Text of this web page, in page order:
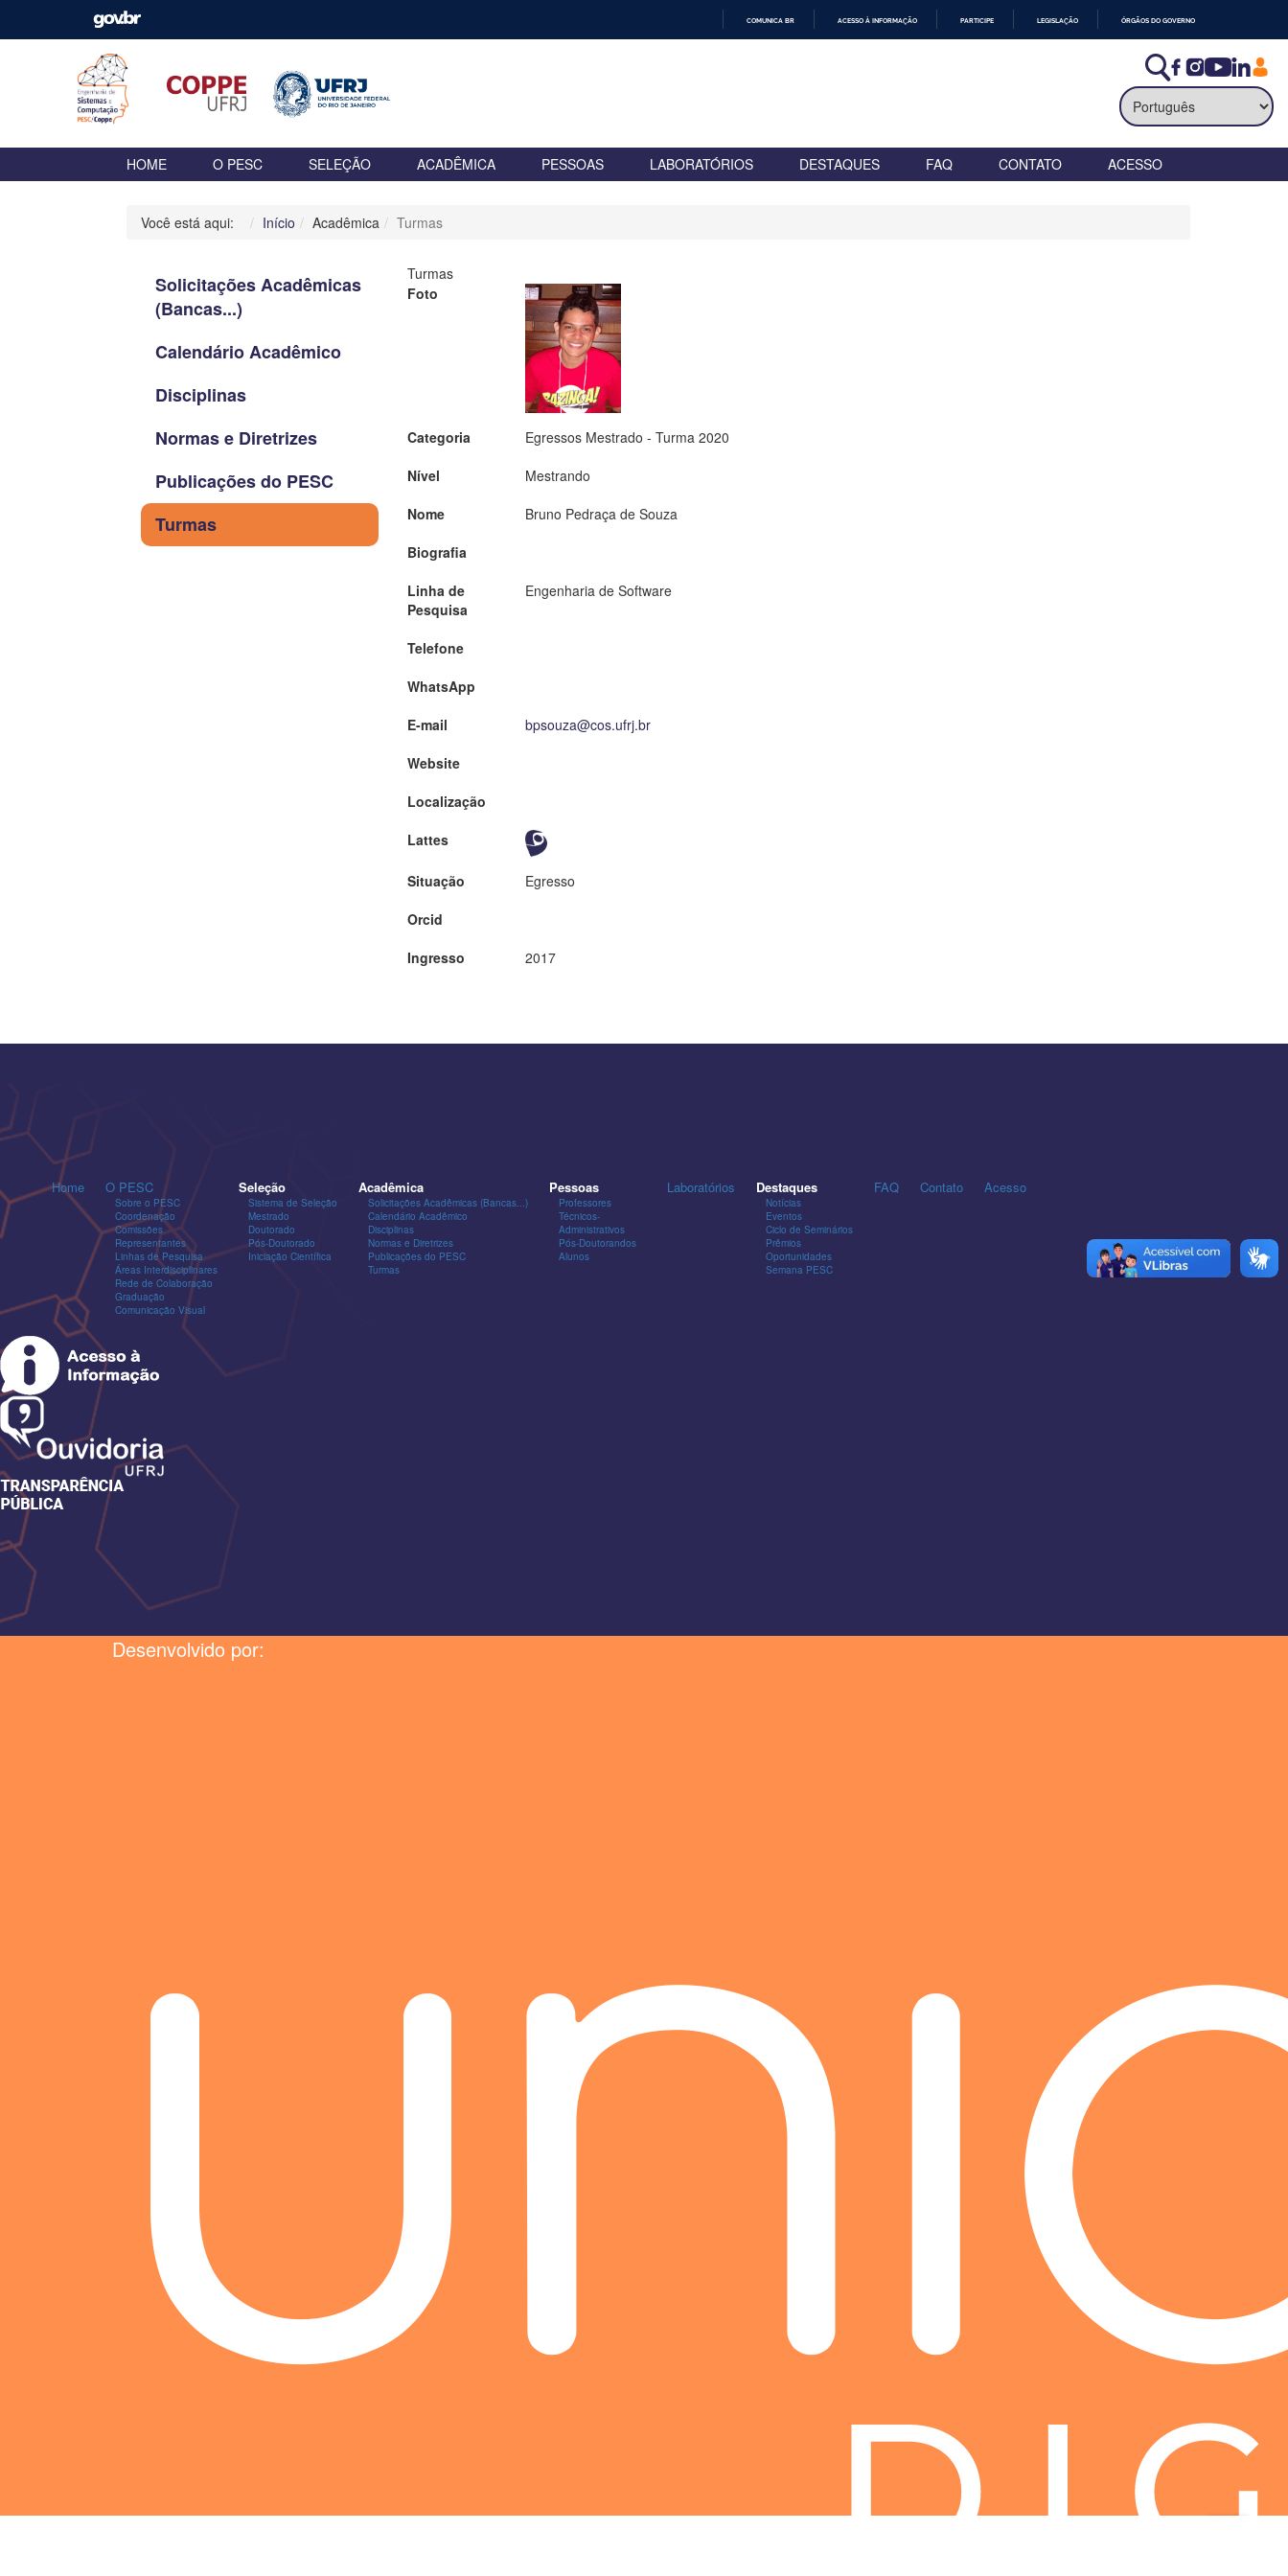
COMUNICA BR ACESSO À INFORMAÇÃO PARTICIPE LEGISLAÇÃO ÓRGÃOS DO GOVERNO
HOME O PESC SELEÇÃO ACADÊMICA PESSOAS LABORATÓRIOS DESTAQUES FAQ CONTATO ACESSO
Você está aqui: Início Acadêmica Turmas
Solicitações Acadêmicas
(Bancas...)
Calendário Acadêmico
Disciplinas
Normas e Diretrizes
Publicações do PESC
Turmas
Turmas
Foto
Categoria
Egressos Mestrado - Turma 2020
Nível
Mestrando
Nome
Bruno Pedraça de Souza
Biografia
Linha de
Pesquisa
Engenharia de Software
Telefone
WhatsApp
E-mail
bpsouza@cos.ufrj.br
Website
Localização
Lattes
Situação
Egresso
Orcid
Ingresso
2017
Home O PESC
Sobre o PESC
Coordenação
Comissões
Representantes
Linhas de Pesquisa
Áreas Interdisciplinares
Rede de Colaboração
Graduação
Comunicação Visual
Seleção
Sistema de Seleção
Mestrado
Doutorado
Pós-Doutorado
Iniciação Científica
Acadêmica
Solicitações Acadêmicas (Bancas...)
Calendário Acadêmico
Disciplinas
Normas e Diretrizes
Publicações do PESC
Turmas
Pessoas
Professores
Técnicos-
Administrativos
Pós-Doutorandos
Alunos
Laboratórios Destaques
Notícias
Eventos
Ciclo de Seminários
Prêmios
Oportunidades
Semana PESC
FAQ Contato Acesso
Desenvolvido por: